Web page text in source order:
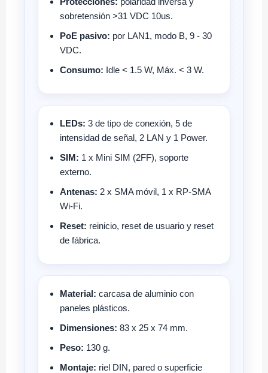
sobretensión >31 VDC 10us.
PoE pasivo: por LAN1, modo B, 9 - 30
VDC.
Consumo: Idle < 1.5 W, Máx. < 3 W.
LEDs: 3 de tipo de conexión, 5 de
intensidad de señal, 2 LAN y 1 Power.
SIM: 1 x Mini SIM (2FF), soporte
externo.
Antenas: 2 x SMA móvil, 1 x RP-SMA
Wi-Fi.
Reset: reinicio, reset de usuario y reset
de fábrica.
Material: carcasa de aluminio con
paneles plásticos.
Dimensiones: 83 x 25 x 74 mm.
Peso: 130 g.
Montaje: riel DIN, pared o superficie